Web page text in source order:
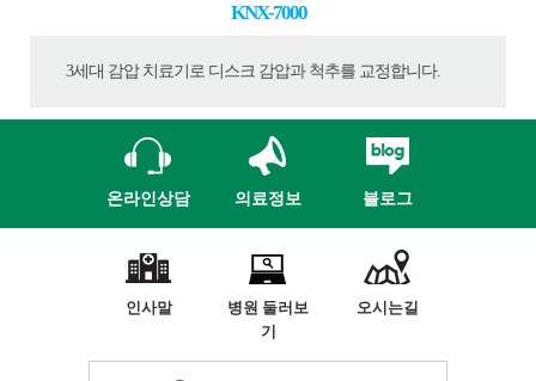
KNX-7000
3세대 감압 치료기로 디스크 감압과 척추를 교정합니다.
온라인상담 의료정보 블로그
인사말
병원 둘러보
기
오시는길